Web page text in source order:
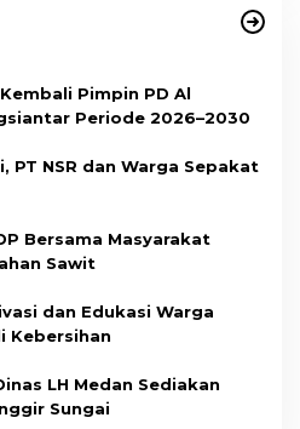
Pimpin PD Al
Periode 2026–2030
PT NSR dan Warga Sepakat
Bersama Masyarakat
Sawit
dan Edukasi Warga
Kebersihan
LH Medan Sediakan
Sungai